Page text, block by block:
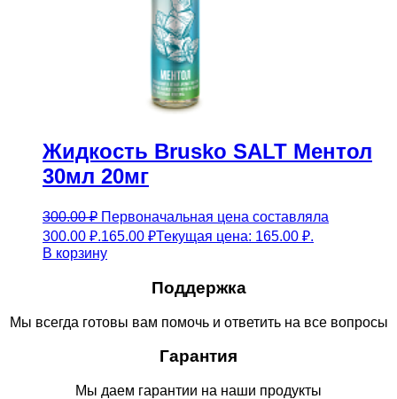
Жидкость Brusko SALT Ментол
30мл 20мг
300.00₽ Первоначальная цена составляла
300.00 ₽.165.00 ₽Текущая цена: 165.00 ₽.
В корзину
Поддержка
Мы всегда готовы вам помочь и ответить на все вопросы
Гарантия
Мы даем гарантии на наши продукты